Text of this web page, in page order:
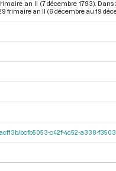
an II (7 décembre 1793).
frimaire an II (6 décembre au 19
bcfb5053-c42f-4c52-a338-